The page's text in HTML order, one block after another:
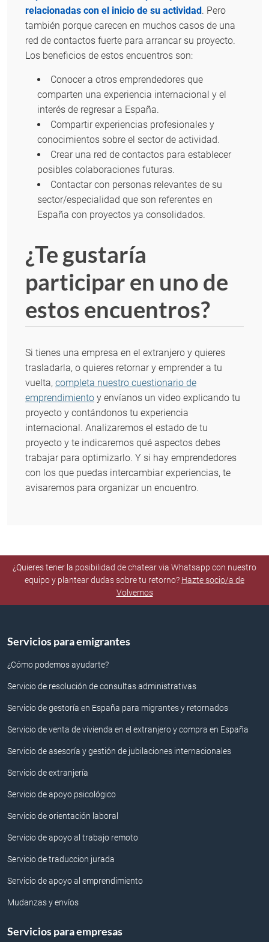
relacionadas con el inicio de su actividad. Pero
también porque carecen en muchos casos de una
red de contactos fuerte para arrancar su proyecto.
Los beneficios de estos encuentros son:
Conocer a otros emprendedores que
comparten una experiencia internacional y el
interés de regresar a España.
Compartir experiencias profesionales y
conocimientos sobre el sector de actividad.
Crear una red de contactos para establecer
posibles colaboraciones futuras.
Contactar con personas relevantes de su
sector/especialidad que son referentes en
España con proyectos ya consolidados.
¿Te gustaría
participar en uno de
estos encuentros?
Si tienes una empresa en el extranjero y quieres
trasladarla, o quieres retornar y emprender a tu
vuelta, completa nuestro cuestionario de
emprendimiento y envíanos un video explicando tu
proyecto y contándonos tu experiencia
internacional. Analizaremos el estado de tu
proyecto y te indicaremos qué aspectos debes
trabajar para optimizarlo. Y si hay emprendedores
con los que puedas intercambiar experiencias, te
avisaremos para organizar un encuentro.
¿Quieres tener la posibilidad de chatear via Whatsapp con nuestro
equipo y plantear dudas sobre tu retorno? Hazte socio/a de
Volvemos
Servicios para emigrantes
¿Cómo podemos ayudarte?
Servicio de resolución de consultas administrativas
Servicio de gestoría en España para migrantes y retornados
Servicio de venta de vivienda en el extranjero y compra en España
Servicio de asesoría y gestión de jubilaciones internacionales
Servicio de extranjería
Servicio de apoyo psicológico
Servicio de orientación laboral
Servicio de apoyo al trabajo remoto
Servicio de traduccion jurada
Servicio de apoyo al emprendimiento
Mudanzas y envíos
Servicios para empresas